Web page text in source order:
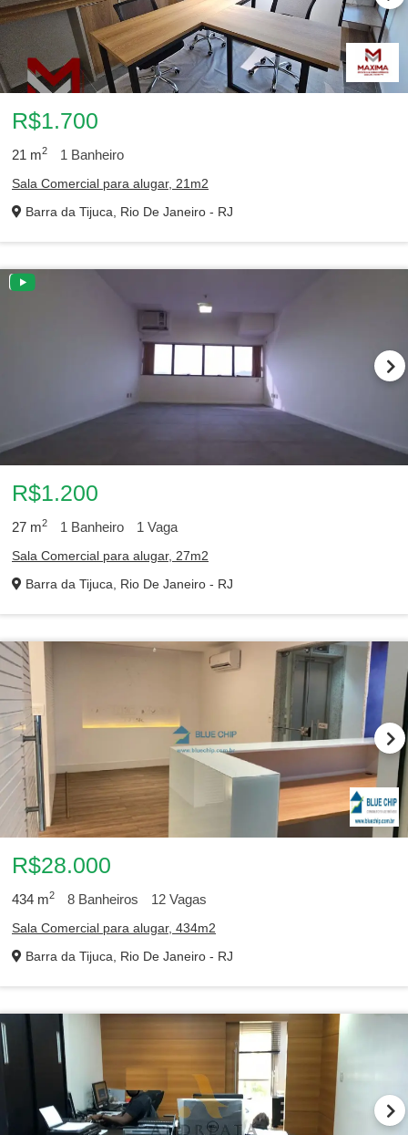
R$1.700
21 m2 1 Banheiro
Sala Comercial para alugar, 21m2
Barra da Tijuca, Rio De Janeiro - RJ
R$1.200
27 m2 1 Banheiro 1 Vaga
Sala Comercial para alugar, 27m2
Barra da Tijuca, Rio De Janeiro - RJ
R$28.000
434 m2 8 Banheiros 12 Vagas
Sala Comercial para alugar, 434m2
Barra da Tijuca, Rio De Janeiro - RJ